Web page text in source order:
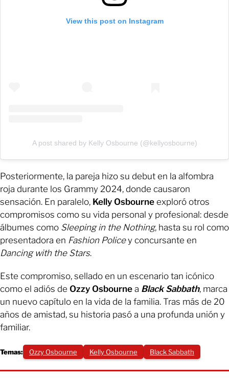
View this post on Instagram
A post shared by Kelly Osbourne (@kellyosbourne)
Posteriormente, la pareja hizo su debut en la alfombra
roja durante los Grammy 2024, donde causaron
sensación. En paralelo, Kelly Osbourne exploró otros
compromisos como su vida personal y profesional: desde
álbumes como Sleeping in the Nothing, hasta su rol como
presentadora en Fashion Policey concursante en
Dancing with the Stars.
Este compromiso, sellado en un escenario tan icónico
como el adiós de Ozzy Osbourne a Black Sabbath, marca
un nuevo capítulo en la vida de la familia. Tras más de 20
años de amistad, su historia pasó a una profunda unión y
familiar.
Temas: Ozzy Osbourne Kelly Osbourne Black Sabbath